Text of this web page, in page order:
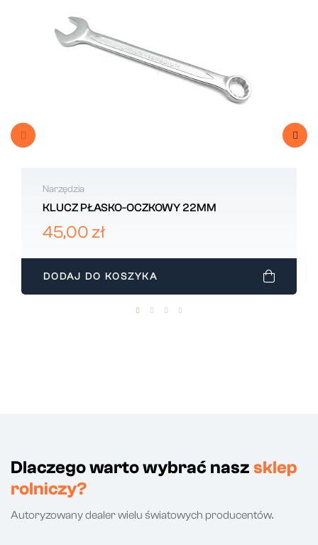
Narzędzia
KLUCZ PŁASKO-OCZKOWY 22MM
45,00 zł
DODAJ DO KOSZYKA
Dlaczego warto wybrać nasz sklep
rolniczy?
Autoryzowany dealer wielu światowych producentów.